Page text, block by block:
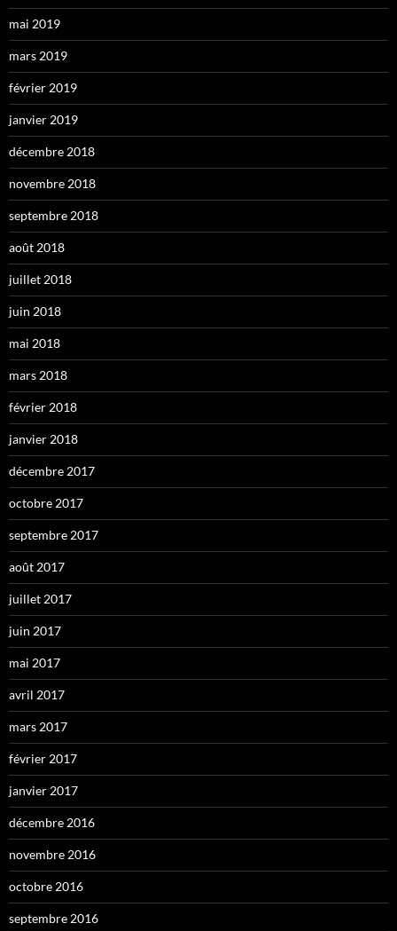
mai 2019
mars 2019
février 2019
janvier 2019
décembre 2018
novembre 2018
septembre 2018
août 2018
juillet 2018
juin 2018
mai 2018
mars 2018
février 2018
janvier 2018
décembre 2017
octobre 2017
septembre 2017
août 2017
juillet 2017
juin 2017
mai 2017
avril 2017
mars 2017
février 2017
janvier 2017
décembre 2016
novembre 2016
octobre 2016
septembre 2016